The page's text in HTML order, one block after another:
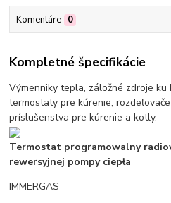
Komentáre 0
Kompletné špecifikácie
Výmenniky tepla, záložné zdroje
termostaty pre kúrenie,
príslušenstva pre kúrenie a kotly.
Termostat programowalny
rewersyjnej pompy ciepła
IMMERGAS